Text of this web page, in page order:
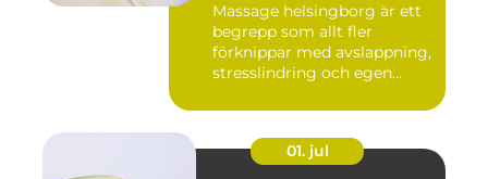
Massage helsingborg är ett
begrepp som allt fler
förknippar med avslappning,
stresslindring och egen...
01. jul